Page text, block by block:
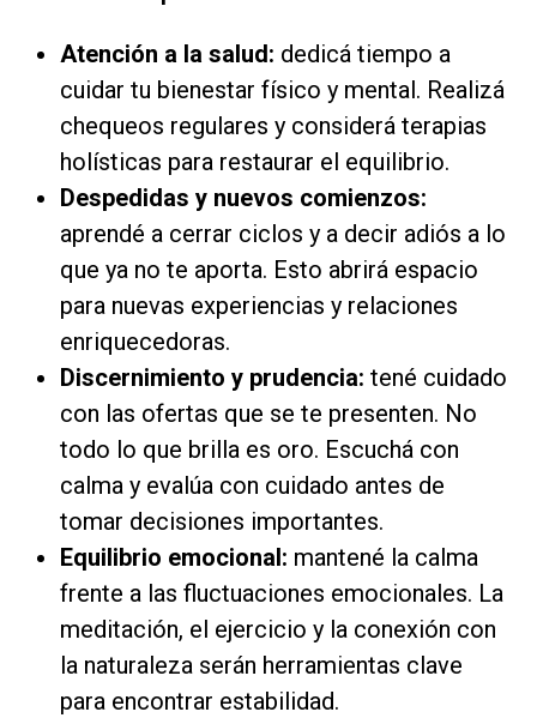
Atención a la salud: dedicá tiempo a
cuidar tu bienestar físico y mental. Realizá
chequeos regulares y considerá terapias
holísticas para restaurar el equilibrio.
Despedidas y nuevos comienzos:
aprendé a cerrar ciclos y a decir adiós a lo
que ya no te aporta. Esto abrirá espacio
para nuevas experiencias y relaciones
enriquecedoras.
Discernimiento y prudencia: tené cuidado
con las ofertas que se te presenten. No
todo lo que brilla es oro. Escuchá con
calma y evalúa con cuidado antes de
tomar decisiones importantes.
Equilibrio emocional: mantené la calma
frente a las fluctuaciones emocionales. La
meditación, el ejercicio y la conexión con
la naturaleza serán herramientas clave
para encontrar estabilidad.